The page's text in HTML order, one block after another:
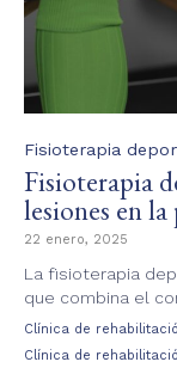
Category
Fisioterapia
Fisioterapia
lesiones en
22 enero, 2025
La fisioterapia
que combina el
Tags
Clínica de
Clínica de